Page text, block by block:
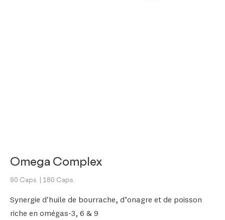
Omega Complex
90 Caps. | 180 Caps.
Synergie d'huile de bourrache, d’onagre et de poisson
riche en omégas-3, 6 & 9